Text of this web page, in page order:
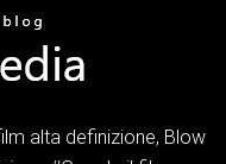
alta definizione, Blow